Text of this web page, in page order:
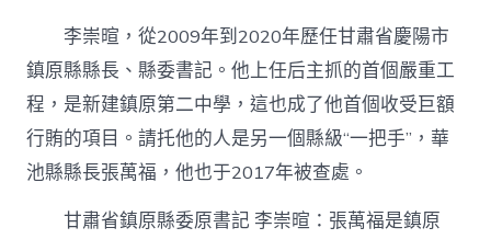
李崇暄，從2009年到2020年歷任甘肅省慶陽市
鎮原縣縣長、縣委書記。他上任后主抓的首個嚴重工
程，是新建鎮原第二中學，這也成了他首個收受巨額
行賄的項目。請托他的人是另一個縣級“一把手”，華
池縣縣長張萬福，他也于2017年被查處。
甘肅省鎮原縣委原書記 李崇暄：張萬福是鎮原